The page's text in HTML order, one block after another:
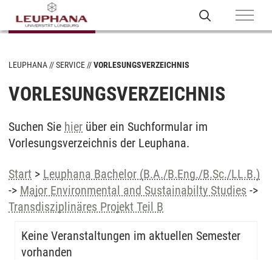
LEUPHANA SERVICE VORLESUNGSVERZEICHNIS
VORLESUNGSVERZEICHNIS
Suchen Sie hier über ein Suchformular im
Vorlesungsverzeichnis der Leuphana.
Start > Leuphana Bachelor (B.A./B.Eng./B.Sc./LL.B.)
-> Major Environmental and Sustainabilty Studies ->
Transdisziplinäres Projekt Teil B
Keine Veranstaltungen im aktuellen Semester
vorhanden